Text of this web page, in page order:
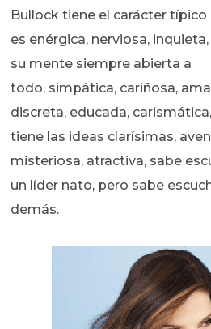
Bullock tiene el carácter típico
es enérgica, nerviosa,
su mente siempre abierta a
todo, simpática, cariñosa,
discreta, educada,
tiene las ideas clarísimas,
misteriosa, atractiva, sabe
un líder nato, pero sabe
demás.